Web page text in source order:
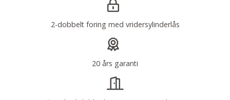
2-dobbelt foring med vridersylinderlås
20 års garanti